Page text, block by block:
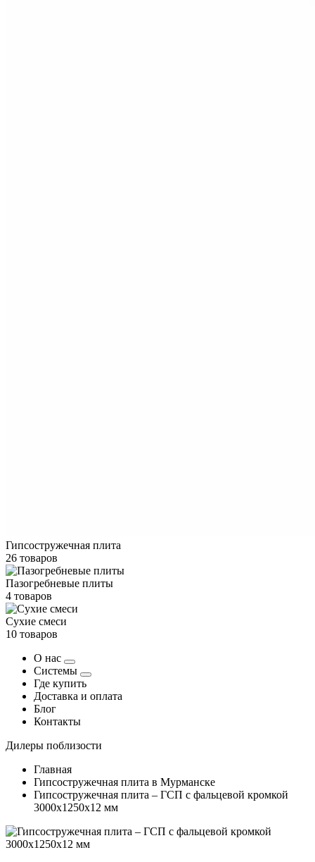
Гипсостружечная плита
26 товаров
Пазогребневые плиты
4 товаров
Сухие смеси
10 товаров
О нас
Системы
Где купить
Доставка и оплата
Блог
Контакты
Дилеры поблизости
Главная
Гипсостружечная плита в Мурманске
Гипсостружечная плита – ГСП с фальцевой кромкой
3000х1250х12 мм